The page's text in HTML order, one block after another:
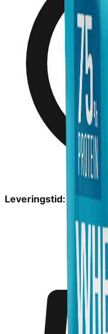
Leveringstid: 1-2 dage